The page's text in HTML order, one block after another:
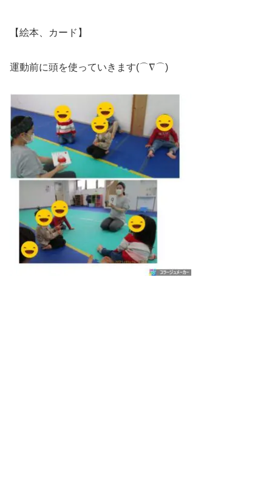
【絵本、カード】
運動前に頭を使っていきます(⌒∇⌒)